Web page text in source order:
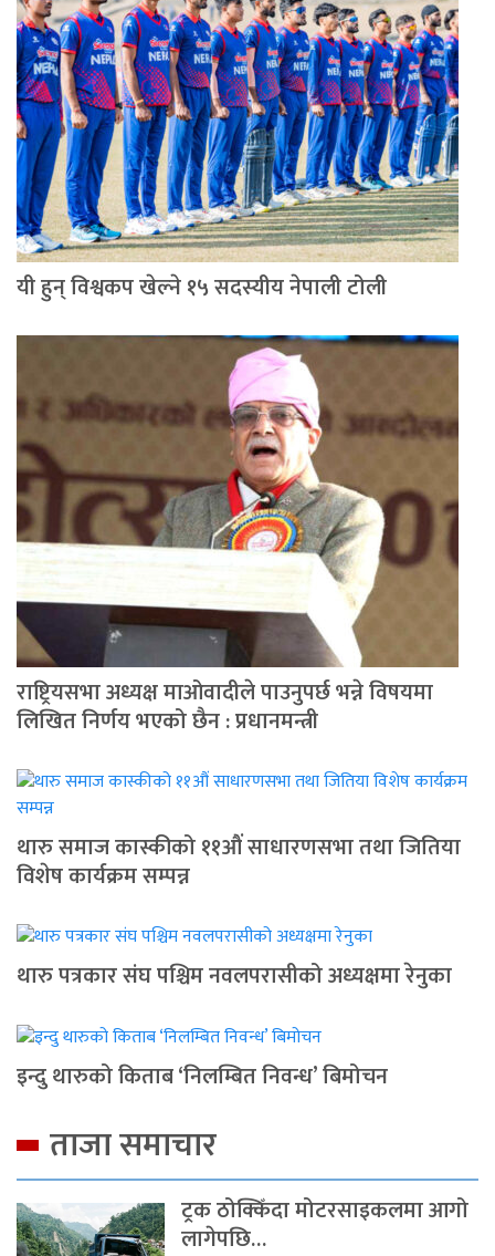
यी हुन् विश्वकप खेल्ने १५ सदस्यीय नेपाली टोली
राष्ट्रियसभा अध्यक्ष माओवादीले पाउनुपर्छ भन्ने विषयमा
लिखित निर्णय भएको छैन : प्रधानमन्त्री
थारु समाज कास्कीको ११औं साधारणसभा तथा जितिया
विशेष कार्यक्रम सम्पन्न
थारु पत्रकार संघ पश्चिम नवलपरासीको अध्यक्षमा रेनुका
इन्दु थारुको किताब ‘निलम्बित निवन्ध’ बिमोचन
ताजा समाचार
ट्रक ठोक्किँदा मोटरसाइकलमा आगो
लागेपछि…